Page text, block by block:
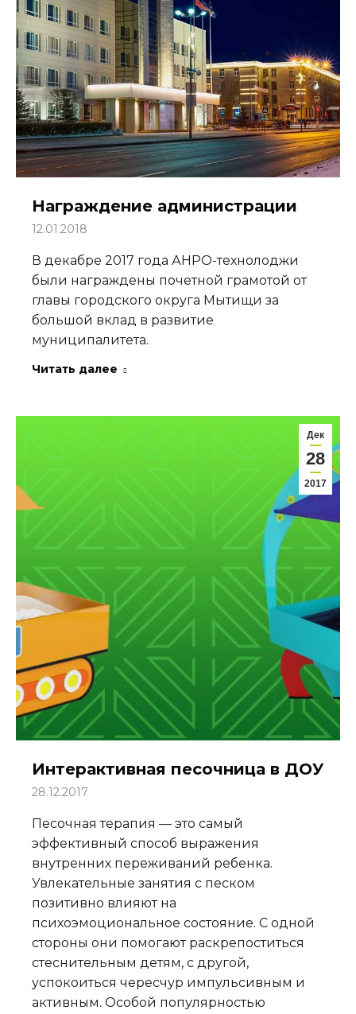
Награждение администрации
12.01.2018
В декабре 2017 года АНРО-технолоджи
были награждены почетной грамотой от
главы городского округа Мытищи за
большой вклад в развитие
муниципалитета.
Читать далее
Дек
28
2017
Интерактивная песочница в ДОУ
28.12.2017
Песочная терапия — это самый
эффективный способ выражения
внутренних переживаний ребенка.
Увлекательные занятия с песком
позитивно влияют на
психоэмоциональное состояние. С одной
стороны они помогают раскрепоститься
стеснительным детям, с другой,
успокоиться чересчур импульсивным и
активным. Особой популярностью